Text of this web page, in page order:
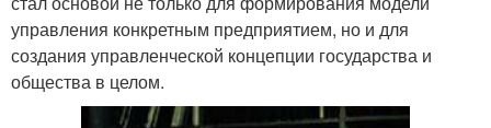
управления конкретным предприятием, но и для
создания управленческой концепции государства и
общества в целом.